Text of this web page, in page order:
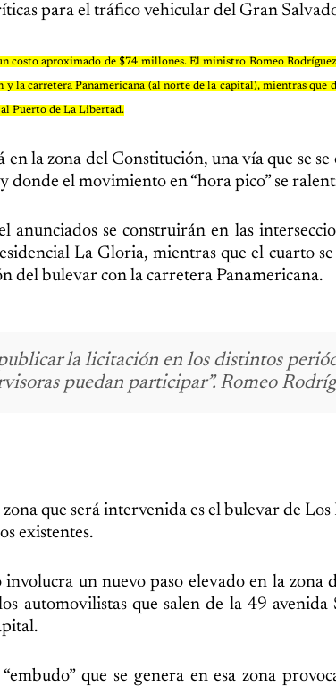
para el tráfico vehicular del Gran
costo aproximado de $74 millones. El ministro Romeo
la carretera Panamericana (al norte de la capital), mientras que
Puerto de La Libertad.
la zona del Constitución, una vía que se
donde el movimiento en “hora pico” se
anunciados se construirán en las
La Gloria, mientras que el cuarto
del bulevar con la carretera Panamericana.
la licitación en los distintos
puedan participar”. Romeo
que será intervenida es el bulevar de
existentes.
un nuevo paso elevado en la zona
automovilistas que salen de la 49
que se genera en esa zona